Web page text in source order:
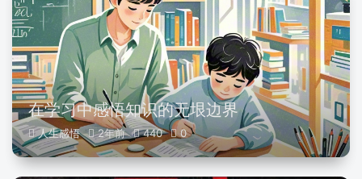
在学习中感悟知识的无垠边界
人生感悟 2年前 440 0